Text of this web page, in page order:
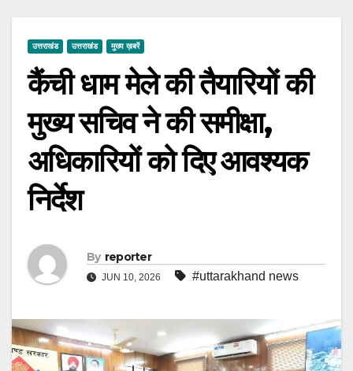
उत्तराखंड उत्तराखंड मुख्य ख़बरें
कैंची धाम मेले की तैयारियों की
मुख्य सचिव ने की समीक्षा,
अधिकारियों को दिए आवश्यक
निर्देश
By reporter
JUN 10, 2026 #uttarakhand news